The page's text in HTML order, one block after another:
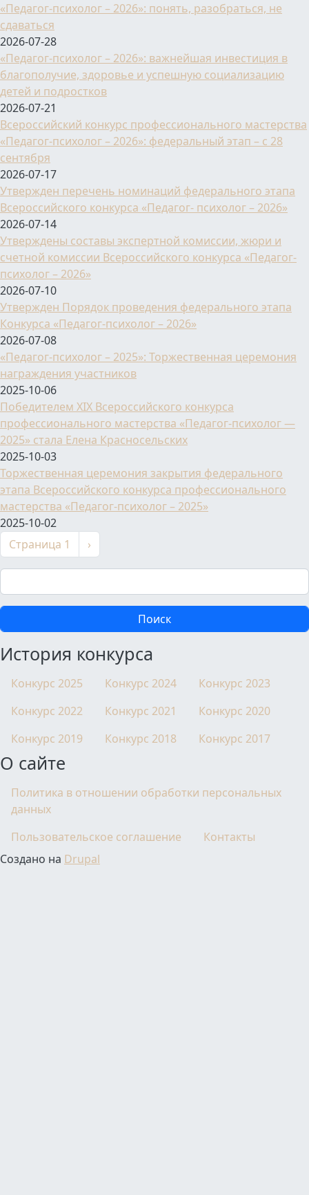
«Педагог-психолог – 2026»: понять, разобраться, не
сдаваться
2026-07-28
«Педагог-психолог – 2026»: важнейшая инвестиция в
благополучие, здоровье и успешную социализацию
детей и подростков
2026-07-21
Всероссийский конкурс профессионального мастерства
«Педагог-психолог – 2026»: федеральный этап – с 28
сентября
2026-07-17
Утвержден перечень номинаций федерального этапа
Всероссийского конкурса «Педагог- психолог – 2026»
2026-07-14
Утверждены составы экспертной комиссии, жюри и
счетной комиссии Всероссийского конкурса «Педагог-
психолог – 2026»
2026-07-10
Утвержден Порядок проведения федерального этапа
Конкурса «Педагог-психолог – 2026»
2026-07-08
«Педагог-психолог – 2025»: Торжественная церемония
награждения участников
2025-10-06
Победителем XIX Всероссийского конкурса
профессионального мастерства «Педагог-психолог —
2025» стала Елена Красносельских
2025-10-03
Торжественная церемония закрытия федерального
этапа Всероссийского конкурса профессионального
мастерства «Педагог-психолог – 2025»
2025-10-02
Нумерация страниц
Страница 1 Следующая страница
›
Поиск
История конкурса
Конкурс 2025 Конкурс 2024
Конкурс 2023
Конкурс 2022
Конкурс 2021
Конкурс 2020
Конкурс 2019
Конкурс 2018 Конкурс 2017
О сайте
Политика в отношении обработки персональных
данных
Пользовательское соглашение
Контакты
Создано на Drupal